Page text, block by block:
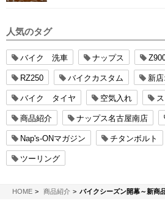
人気のタグ
バイク 洗車 ナップス
RZ250 バイクカスタム 新
バイク タイヤ 空気入れ
商品紹介 ナップス名古屋南店
Nap's-ONマガジン チタンボルト
ツーリング
HOMENAPS-ON マガジン
商品紹介 バイクシーズン開幕～新商